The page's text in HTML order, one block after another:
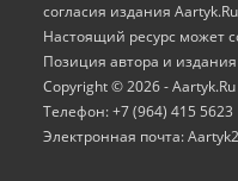
согласия издания
Настоящий ресурс может
Позиция автора и издания
Copyright © 2026 -
Телефон: +7 (964) 415 5623
Электронная почта: